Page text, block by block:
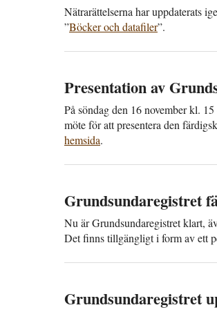
Nätra­rättelserna har upp­daterats
”Böcker och data­filer”.
Presentation av
På söndag den 16 november kl.
möte för att presentera den
hemsida.
Grundsunda­registret
Nu är Grund­sunda­registret klart,
Det finns till­gängligt i form av ett
Grundsunda­registret